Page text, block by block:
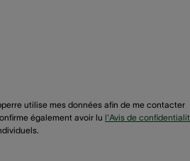
utilise mes données afin de me contacter
également avoir lu l'Avis de